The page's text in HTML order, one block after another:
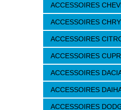
ACCESSOIRES
ACCESSOIRES
ACCESSOIRES
ACCESSOIRES
ACCESSOIRES
ACCESSOIRES
ACCESSOIRES